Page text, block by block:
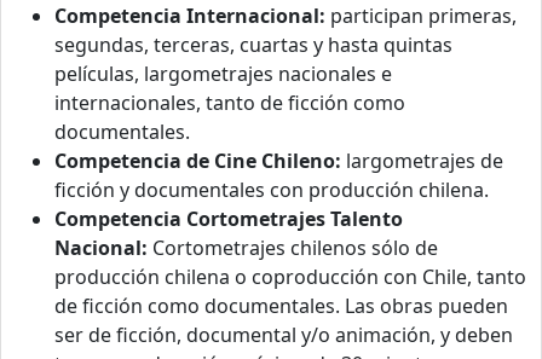
Competencia Internacional: participan primeras,
segundas, terceras, cuartas y hasta quintas
películas, largometrajes nacionales e
internacionales, tanto de ficción como
documentales.
Competencia de Cine Chileno: largometrajes de
ficción y documentales con producción chilena.
Competencia Cortometrajes Talento
Nacional: Cortometrajes chilenos sólo de
producción chilena o coproducción con Chile, tanto
de ficción como documentales. Las obras pueden
ser de ficción, documental y/o animación, y deben